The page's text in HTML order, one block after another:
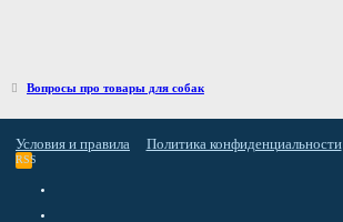
Вопросы про товары для собак
Условия и правила Политика конфиденциальности
RSS